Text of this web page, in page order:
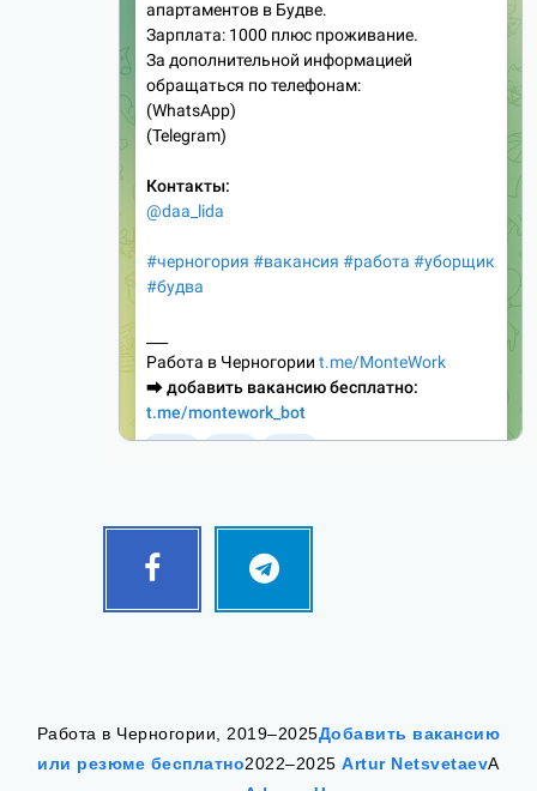
Facebook Telegram
Follow
Работа в Черногории, 2019–2025Добавить вакансию
или резюме бесплатно2022–2025Artur NetsvetaevА